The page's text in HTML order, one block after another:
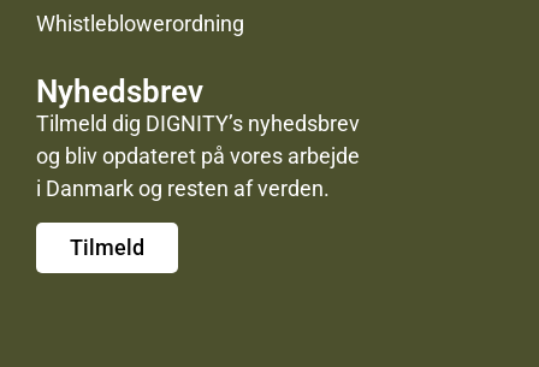
Whistleblowerordning
Nyhedsbrev
Tilmeld dig DIGNITY’s nyhedsbrev
og bliv opdateret på vores arbejde
i Danmark og resten af verden.
Tilmeld